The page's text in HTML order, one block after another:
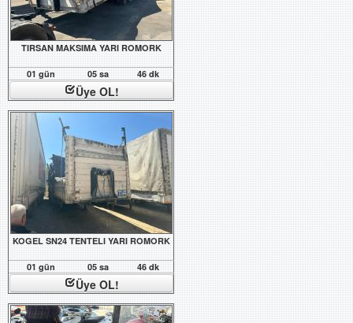
TIRSAN MAKSIMA YARI ROMORK
01 gün 05 sa 46 dk
Üye OL!
KOGEL SN24 TENTELI YARI ROMORK
01 gün 05 sa 46 dk
Üye OL!